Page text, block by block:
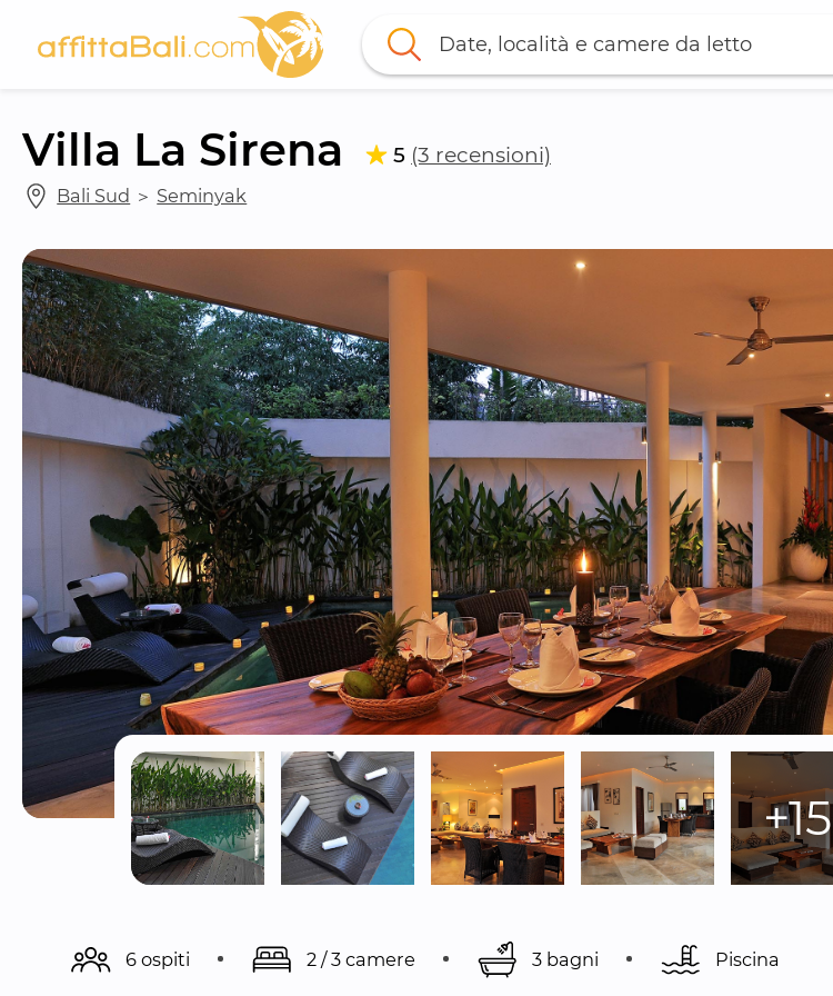
Date, località e camere da letto
Villa La Sirena 5 (3 recensioni)
Bali Sud ＞ Seminyak
+15
6 ospiti 2 / 3 camere 3 bagni Piscina